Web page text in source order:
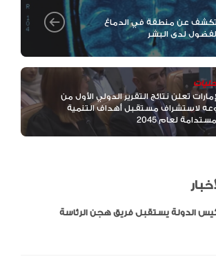
تكشف عن منطقة في الدماغ
لدى البشر
تعلن نتائج التقرير الدولي الأول من
لاستشراف مستقبل أهداف التنمية
لعام 2045